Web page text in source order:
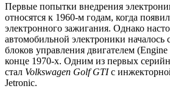
Первые попытки внедрения
относятся к 1960-м годам, когда
электронного зажигания. Однако
автомобильной электроники
блоков управления двигателем
конце 1970-х. Одним из первых
стал Volkswagen Golf GTIс
Jetronic.